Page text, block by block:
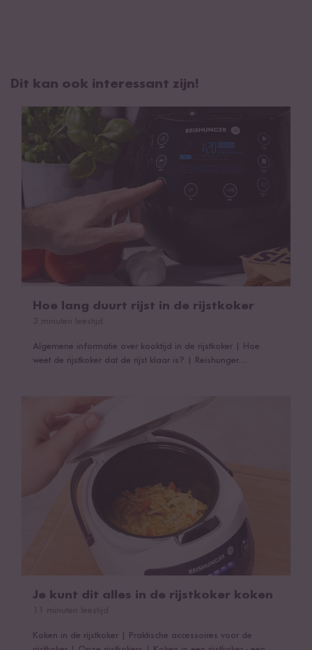
Dit kan ook interessant zijn!
Hoe lang duurt rijst in de rijstkoker
Algemene informatie over kooktijd in de rijstkoker | Hoe
weet de rijstkoker dat de rijst klaar is? | Reishunger
Hoe lang duurt rijst in de magnetron rijstkoker
met automatische warmhoudfunctie
zijn!
Je kunt dit alles in de rijstkoker koken
Koken in de rijstkoker
Praktische accessoires voor de
Je kunt dit alles in de rijstkoker koken